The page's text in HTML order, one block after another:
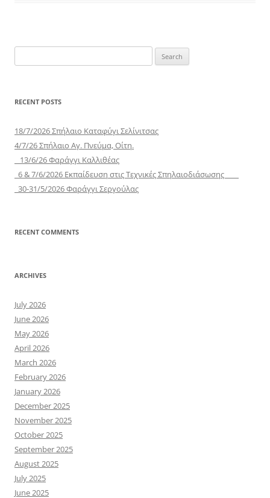
for:
RECENT POSTS
18/7/2026 Σπήλαιο Καταφύγι Σελίνιτσας
4/7/26 Σπήλαιο Αγ. Πνεύμα, Οίτη.
13/6/26 Φαράγγι Καλλιθέας
6 & 7/6/2026 Εκπαίδευση στις Τεχνικές Σπηλαιοδιάσωσης
30-31/5/2026 Φαράγγι Σεργούλας
RECENT COMMENTS
ARCHIVES
July 2026
June 2026
May 2026
April 2026
March 2026
February 2026
January 2026
December 2025
November 2025
October 2025
September 2025
August 2025
July 2025
June 2025